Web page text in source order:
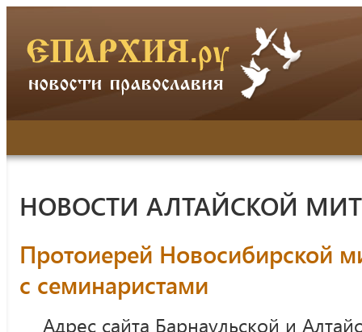
НОВОСТИ АЛТАЙСКОЙ
Протоиерей Новосибирской
с семинаристами
Адрес сайта Барнаульской и